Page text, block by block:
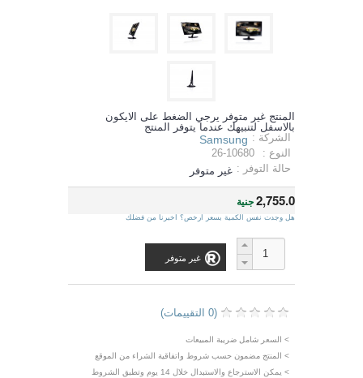
المنتج غير متوفر يرجي الضغط على الايكون
بالاسفل لتنبيهك عندما يتوفر المنتج
الشركة : Samsung
النوع :
26-10680
حالة التوفر : غير متوفر
2,755.0جنية
هل وجدت نفس الكمية بسعر ارخص؟ اخبرنا من فضلك
غير متوفر
(0 التقييمات)
> السعر شامل ضريبة المبيعات
> المنتج مضمون حسب شروط واتفاقية الشراء من الموقع
> يمكن الاسترجاع والاستبدال خلال 14 يوم وتطبق الشروط